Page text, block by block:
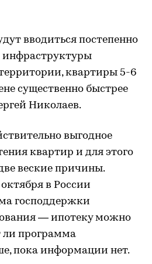
вводиться постепенно
инфраструктуры
квартиры 5-6
существенно быстрее
Николаев.
выгодное
квартир и для этого
веские причины.
в России
господдержки
— ипотеку можно
ли программа
пока информации нет.